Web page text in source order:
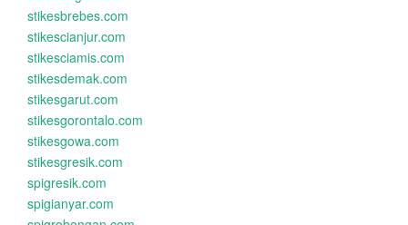
stikesbrebes.com
stikescianjur.com
stikesciamis.com
stikesdemak.com
stikesgarut.com
stikesgorontalo.com
stikesgowa.com
stikesgresik.com
spigresik.com
spigianyar.com